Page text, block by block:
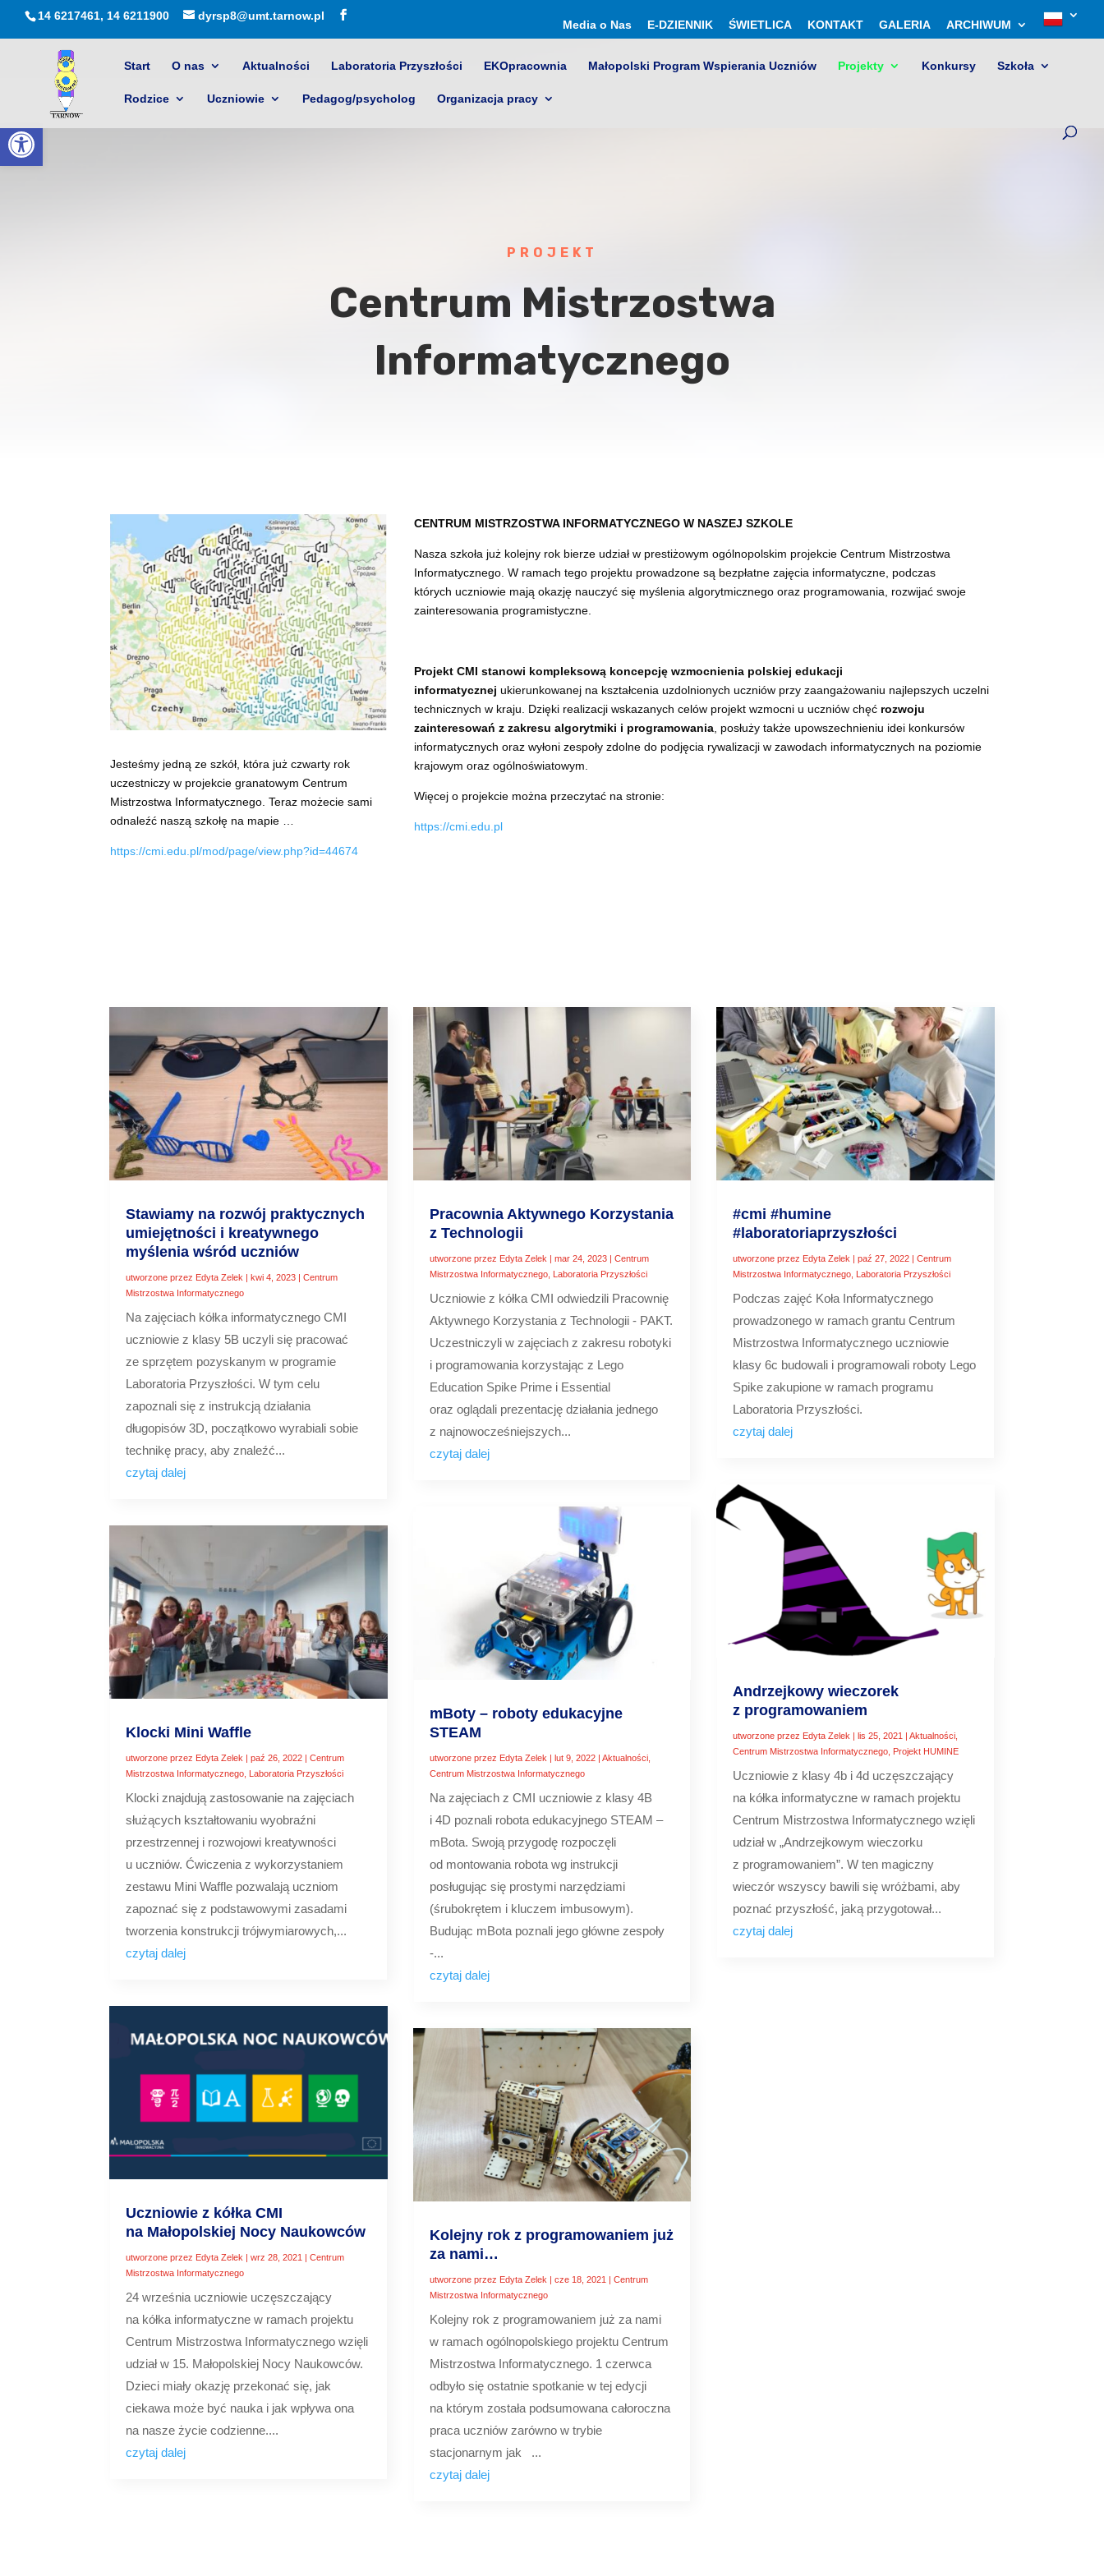
Otwórz pasek narzędzi
14 6217461, 14 6211900 dyrsp8@umt.tarnow.pl
Media o Nas E-DZIENNIK ŚWIETLICA KONTAKT GALERIA ARCHIWUM
Start O nas Aktualności Laboratoria Przyszłości EKOpracownia Małopolski Program Wspierania Uczniów Projekty Konkursy Szkoła
Rodzice Uczniowie Pedagog/psycholog Organizacja pracy
PROJEKT
Centrum Mistrzostwa
Informatycznego
Jesteśmy jedną ze szkół, która już czwarty rok
uczestniczy w projekcie granatowym Centrum
Mistrzostwa Informatycznego. Teraz możecie sami
odnaleźć naszą szkołę na mapie …
https://cmi.edu.pl/mod/page/view.php?id=44674
CENTRUM MISTRZOSTWA INFORMATYCZNEGO W NASZEJ SZKOLE
Nasza szkoła już kolejny rok bierze udział w prestiżowym ogólnopolskim projekcie Centrum Mistrzostwa
Informatycznego. W ramach tego projektu prowadzone są bezpłatne zajęcia informatyczne, podczas
których uczniowie mają okazję nauczyć się myślenia algorytmicznego oraz programowania, rozwijać swoje
zainteresowania programistyczne.
Projekt CMI stanowi kompleksową koncepcję wzmocnienia polskiej edukacji
informatycznej ukierunkowanej na kształcenia uzdolnionych uczniów przy zaangażowaniu najlepszych uczelni
technicznych w kraju. Dzięki realizacji wskazanych celów projekt wzmocni u uczniów chęć rozwoju
zainteresowań z zakresu algorytmiki i programowania, posłuży także upowszechnieniu idei konkursów
informatycznych oraz wyłoni zespoły zdolne do podjęcia rywalizacji w zawodach informatycznych na poziomie
krajowym oraz ogólnoświatowym.
Więcej o projekcie można przeczytać na stronie:
https://cmi.edu.pl
Stawiamy na rozwój praktycznych
umiejętności i kreatywnego
myślenia wśród uczniów
utworzone przez Edyta Zelek kwi 4, 2023 |Centrum
Mistrzostwa Informatycznego
Na zajęciach kółka informatycznego CMI
uczniowie z klasy 5B uczyli się pracować
ze sprzętem pozyskanym w programie
Laboratoria Przyszłości. W tym celu
zapoznali się z instrukcją działania
długopisów 3D, początkowo wyrabiali sobie
technikę pracy, aby znaleźć...
czytaj dalej
Klocki Mini Waffle
utworzone przez Edyta Zelek |paź 26, 2022 |Centrum
Mistrzostwa Informatycznego, Laboratoria Przyszłości
Klocki znajdują zastosowanie na zajęciach
służących kształtowaniu wyobraźni
przestrzennej i rozwojowi kreatywności
u uczniów. Ćwiczenia z wykorzystaniem
zestawu Mini Waffle pozwalają uczniom
zapoznać się z podstawowymi zasadami
tworzenia konstrukcji trójwymiarowych,...
czytaj dalej
Uczniowie z kółka CMI
na Małopolskiej Nocy Naukowców
utworzone przez Edyta Zelek |wrz 28, 2021 |Centrum
Mistrzostwa Informatycznego
24 września uczniowie uczęszczający
na kółka informatyczne w ramach projektu
Centrum Mistrzostwa Informatycznego wzięli
udział w 15. Małopolskiej Nocy Naukowców.
Dzieci miały okazję przekonać się, jak
ciekawa może być nauka i jak wpływa ona
na nasze życie codzienne....
czytaj dalej
Pracownia Aktywnego Korzystania
z Technologii
utworzone przez Edyta Zelek mar 24, 2023| Centrum
Mistrzostwa Informatycznego, Laboratoria Przyszłości
Uczniowie z kółka CMI odwiedzili Pracownię
Aktywnego Korzystania z Technologii - PAKT.
Uczestniczyli w zajęciach z zakresu robotyki
i programowania korzystając z Lego
Education Spike Prime i Essential
oraz oglądali prezentację działania jednego
z najnowocześniejszych...
czytaj dalej
mBoty – roboty edukacyjne
STEAM
utworzone przez Edyta Zelek| lut 9, 2022| Aktualności,
Centrum Mistrzostwa Informatycznego
Na zajęciach z CMI uczniowie z klasy 4B
i 4D poznali robota edukacyjnego STEAM –
mBota. Swoją przygodę rozpoczęli
od montowania robota wg instrukcji
posługując się prostymi narzędziami
(śrubokrętem i kluczem imbusowym).
Budując mBota poznali jego główne zespoły
-...
czytaj dalej
Kolejny rok z programowaniem już
za nami…
utworzone przez Edyta Zelek| cze 18, 2021| Centrum
Mistrzostwa Informatycznego
Kolejny rok z programowaniem już za nami
w ramach ogólnopolskiego projektu Centrum
Mistrzostwa Informatycznego. 1 czerwca
odbyło się ostatnie spotkanie w tej edycji
na którym została podsumowana całoroczna
praca uczniów zarówno w trybie
stacjonarnym jak ...
czytaj dalej
#cmi #humine
#laboratoriaprzyszłości
utworzone przez Edyta Zelek paź 27, 2022| Centrum
Mistrzostwa Informatycznego, Laboratoria Przyszłości
Podczas zajęć Koła Informatycznego
prowadzonego w ramach grantu Centrum
Mistrzostwa Informatycznego uczniowie
klasy 6c budowali i programowali roboty Lego
Spike zakupione w ramach programu
Laboratoria Przyszłości.
czytaj dalej
Andrzejkowy wieczorek
z programowaniem
utworzone przez Edyta Zelek| lis 25, 2021| Aktualności,
Centrum Mistrzostwa Informatycznego, Projekt HUMINE
Uczniowie z klasy 4b i 4d uczęszczający
na kółka informatyczne w ramach projektu
Centrum Mistrzostwa Informatycznego wzięli
udział w „Andrzejkowym wieczorku
z programowaniem”. W ten magiczny
wieczór wszyscy bawili się wróżbami, aby
poznać przyszłość, jaką przygotował...
czytaj dalej